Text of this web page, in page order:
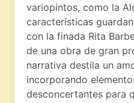
variopintos, como la
características
con la finada Rita
de una obra de gran
narrativa destila un
incorporando
desconcertantes para